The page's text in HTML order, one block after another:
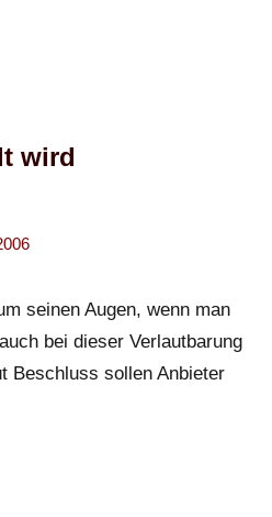
wird
seinen Augen, wenn man
bei dieser Verlautbarung
Beschluss sollen Anbieter